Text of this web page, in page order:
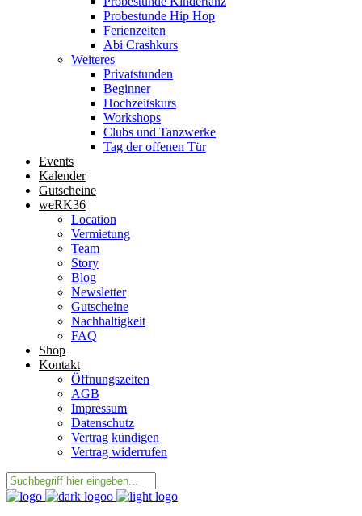
Probestunde Hip Hop
Ferienzeiten
Abi Crashkurs
Weiteres
Privatstunden
Beginner
Hochzeitskurs
Workshops
Clubs und Tanzwerke
Tag der offenen Tür
Events
Kalender
Gutscheine
weRK36
Location
Vermietung
Team
Story
Blog
Newsletter
Gutscheine
Nachhaltigkeit
FAQ
Shop
Kontakt
Öffnungszeiten
AGB
Impressum
Datenschutz
Vertrag kündigen
Vertrag widerrufen